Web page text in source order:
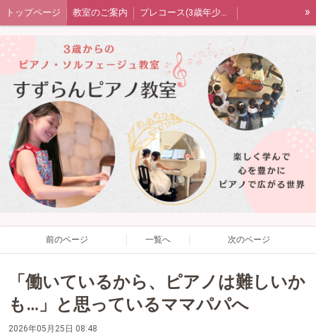
トップページ 教室のご案内 プレコース(3歳年少年中)
大人のピアノコース 発表会・室内楽・ワークショップ 生徒さん保護者の声
教室blog プライバシーポリシー
»
前のページ 一覧へ 次のページ
「働いているから、ピアノは難しいか
も…」と思っているママパパへ
2026年05月25日 08:48